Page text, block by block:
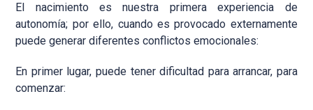
El nacimiento es nuestra primera experiencia de
autonomía; por ello, cuando es provocado externamente
puede generar diferentes conflictos emocionales:
En primer lugar, puede tener dificultad para arrancar, para
comenzar: